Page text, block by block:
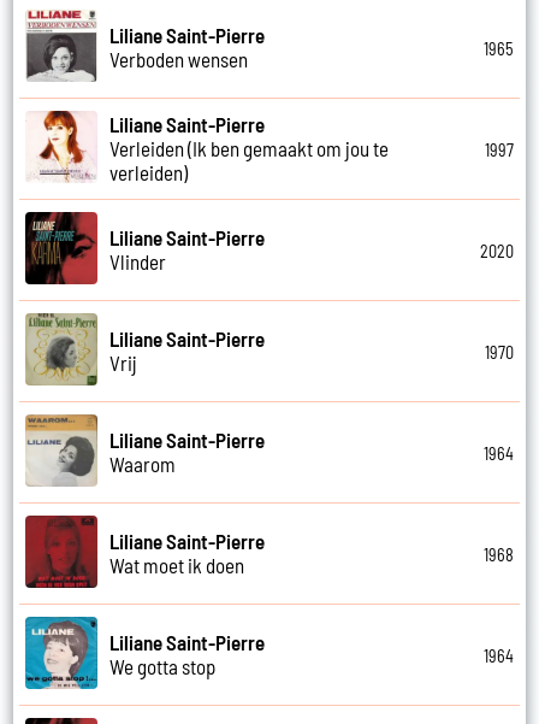
Liliane Saint-Pierre
Verboden wensen
1965
Liliane Saint-Pierre
Verleiden (Ik ben gemaakt om jou te
verleiden)
1997
Liliane Saint-Pierre
Vlinder
2020
Liliane Saint-Pierre
Vrij
1970
Liliane Saint-Pierre
Waarom
1964
Liliane Saint-Pierre
Wat moet ik doen
1968
Liliane Saint-Pierre
We gotta stop
1964